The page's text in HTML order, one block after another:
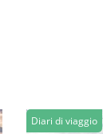
Diari di viaggio